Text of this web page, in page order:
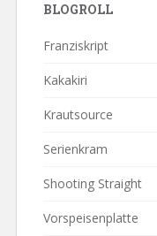
BLOGROLL
Franziskript
Kakakiri
Krautsource
Serienkram
Shooting Straight
Vorspeisenplatte